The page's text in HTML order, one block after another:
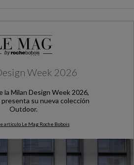
Week 2026
la Milan Design Week 2026,
presenta su nueva colección
Outdoor.
artículo Le Mag Roche Bobois
Milan Design Week 2026